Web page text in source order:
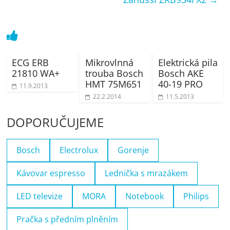
ECG ERB
21810 WA+
11.9.2013
Mikrovlnná
trouba Bosch
HMT 75M651
22.2.2014
Elektrická pila
Bosch AKE
40-19 PRO
11.5.2013
DOPORUČUJEME
Bosch Electrolux Gorenje
Kávovar espresso Lednička s mrazákem
LED televize MORA Notebook Philips
Pračka s předním plněním